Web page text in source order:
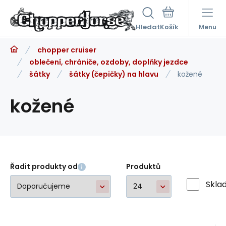
Hledat Menu
chopper cruiser
oblečení, chrániče, ozdoby, doplňky jezdce
šátky
šátky (čepičky) na hlavu kožené
kožené
Řadit produkty od Produktů